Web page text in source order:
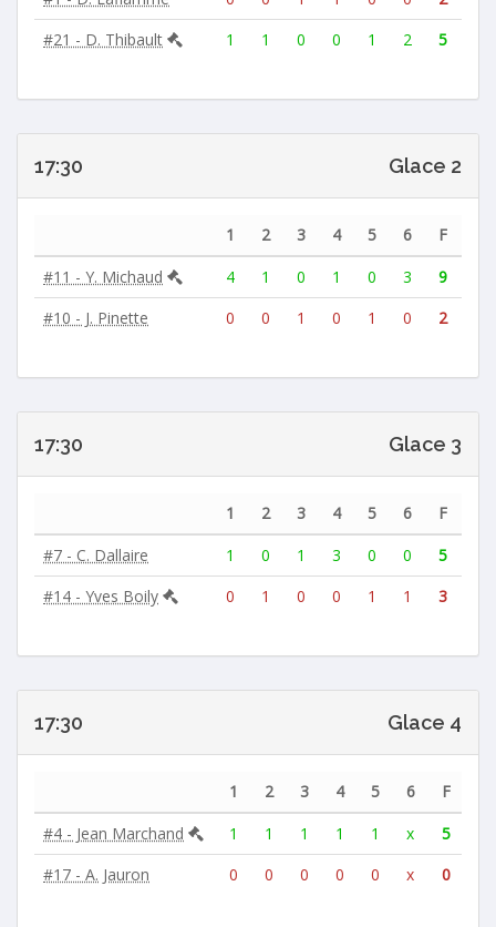
#21 - D. Thibault
1 1 0 0 1 2 5
17:30 Glace 2
1 2 3 4 5 6
F
#11 - Y. Michaud
4 1 0 1 0 3
9
#10 - J. Pinette
0 0 1 0 1 0 2
17:30 Glace 3
1 2 3 4 5 6
F
#7 - C. Dallaire
1 0 1 3 0 0
5
#14 - Yves Boily
0 1 0 0 1 1 3
17:30 Glace 4
1 2 3 4 5 6
F
#4 - Jean Marchand
1 1 1 1 1 x
5
#17 - A. Jauron
0 0 0 0 0 x 0